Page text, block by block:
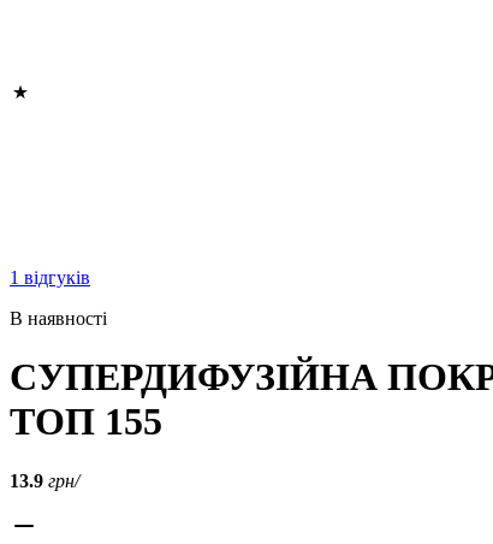
1 відгуків
В наявності
СУПЕРДИФУЗІЙНА
ТОП 155
13.9 грн/